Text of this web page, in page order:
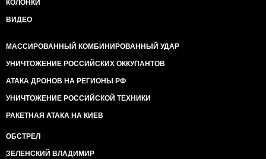
КОЛОНКИ
ВИДЕО
МАССИРОВАННЫЙ КОМБИНИРОВАННЫЙ УДАР
УНИЧТОЖЕНИЕ РОССИЙСКИХ ОККУПАНТОВ
АТАКА ДРОНОВ НА РЕГИОНЫ РФ
УНИЧТОЖЕНИЕ РОССИЙСКОЙ ТЕХНИКИ
РАКЕТНАЯ АТАКА НА КИЕВ
ОБСТРЕЛ
ЗЕЛЕНСКИЙ ВЛАДИМИР